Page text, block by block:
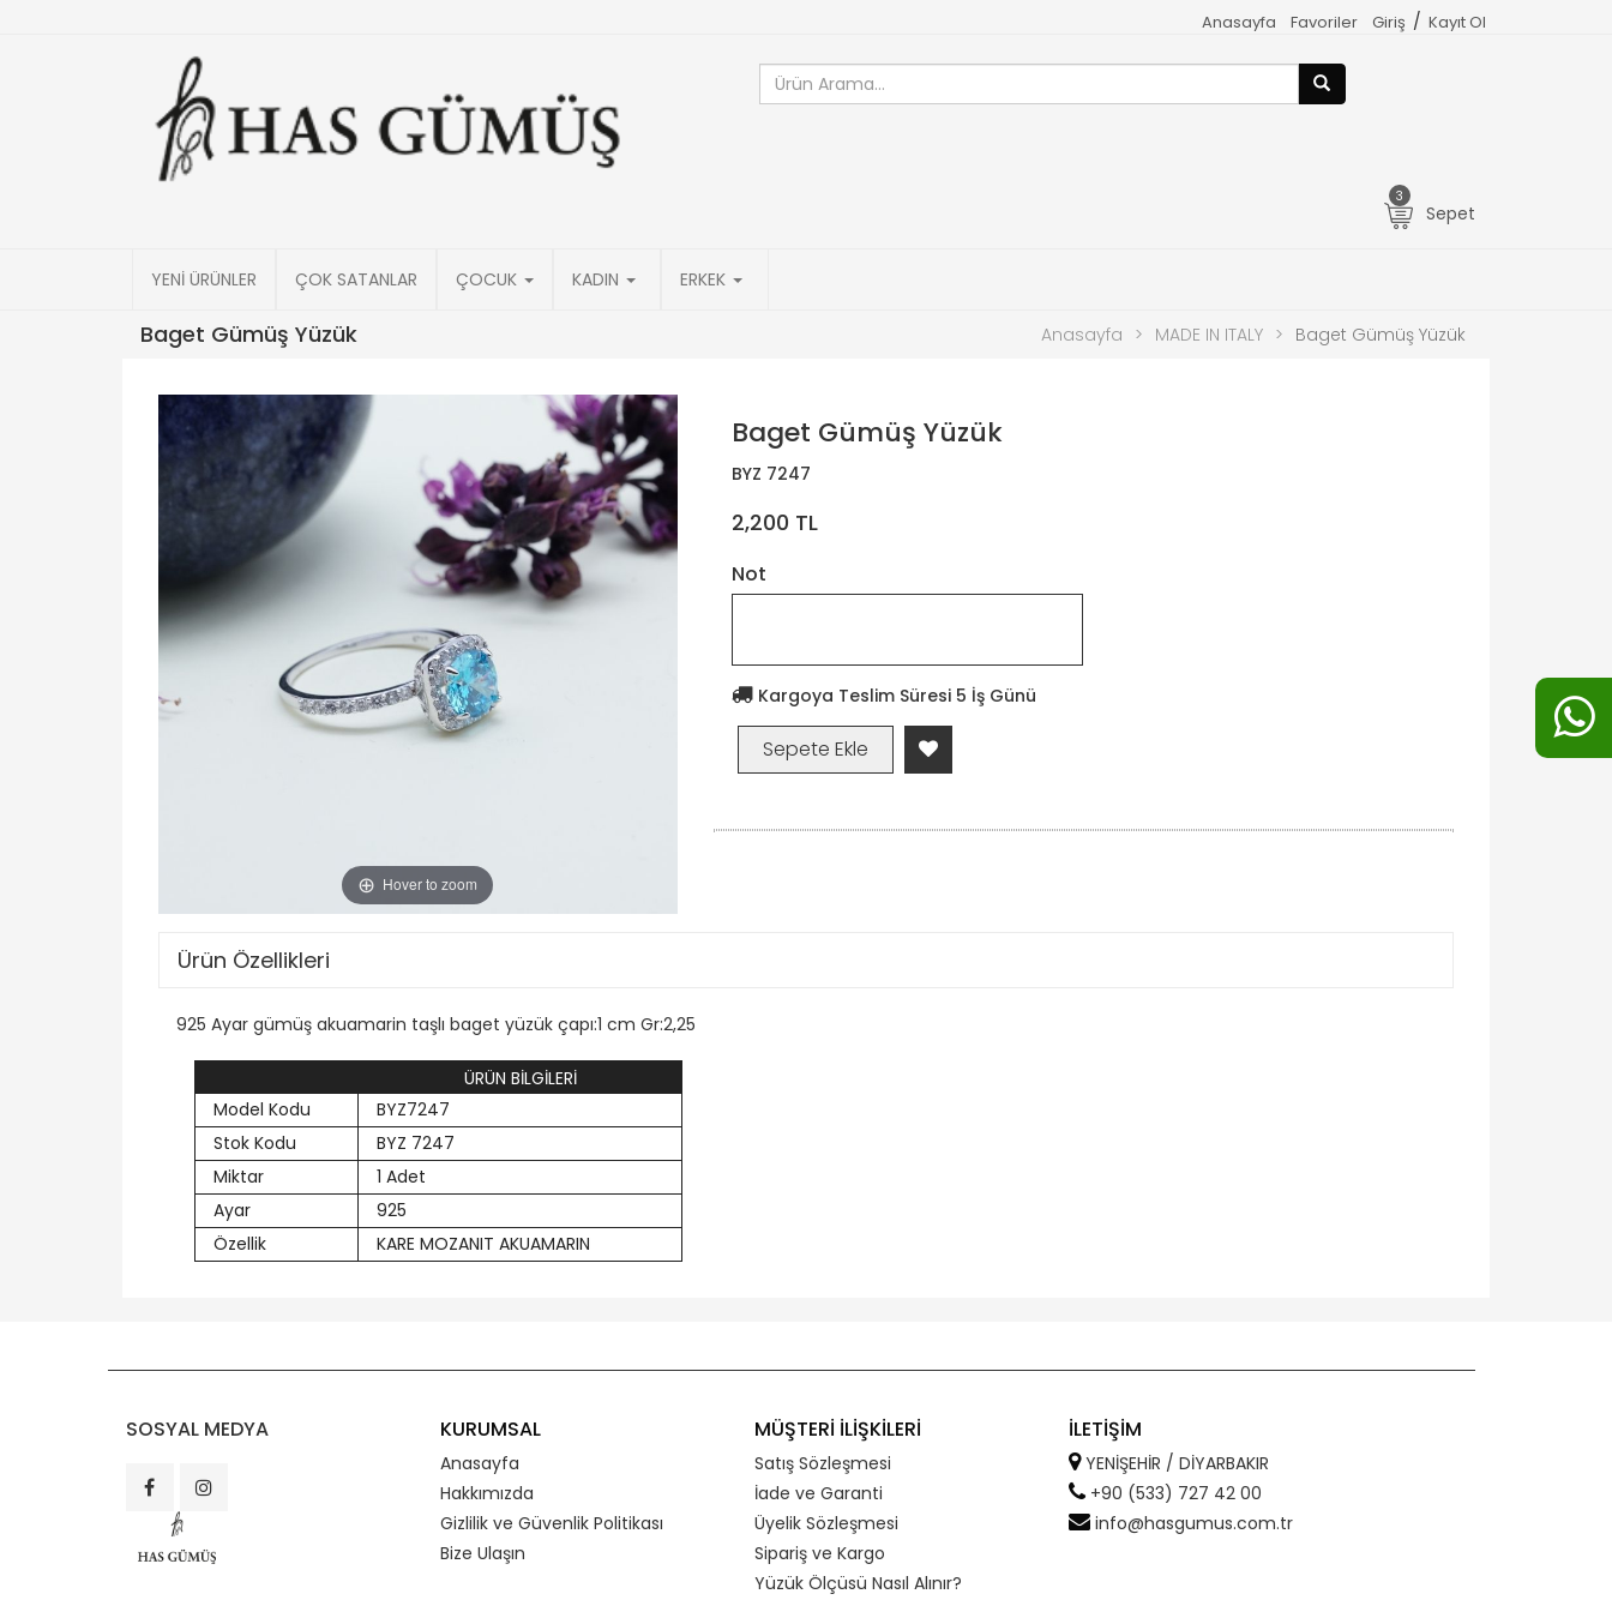
Giriş / Kayıt Ol
Favoriler
Anasayfa
3
Sepet
YENİ ÜRÜNLER ÇOK SATANLAR ÇOCUK KADIN ERKEK
Baget Gümüş Yüzük Anasayfa > MADE IN ITALY > Baget Gümüş Yüzük
Hover to zoom
Baget Gümüş Yüzük
BYZ 7247
2,200 TL
Not
Kargoya Teslim Süresi 5 İş Günü
Ürün Özellikleri
925 Ayar gümüş akuamarin taşlı baget yüzük çapı:1 cm Gr:2,25
ÜRÜN BİLGİLERİ
Model Kodu
BYZ7247
Stok Kodu
BYZ 7247
Miktar
1 Adet
Ayar
925
Özellik
KARE MOZANIT AKUAMARIN
SOSYAL MEDYA KURUMSAL
Anasayfa
Hakkımızda
Gizlilik ve Güvenlik Politikası
Bize Ulaşın
MÜŞTERİ İLİŞKİLERİ
Satış Sözleşmesi
İade ve Garanti
Üyelik Sözleşmesi
Sipariş ve Kargo
Yüzük Ölçüsü Nasıl Alınır?
İLETİŞİM
YENİŞEHİR / DİYARBAKIR
+90 (533) 727 42 00
info@hasgumus.com.tr